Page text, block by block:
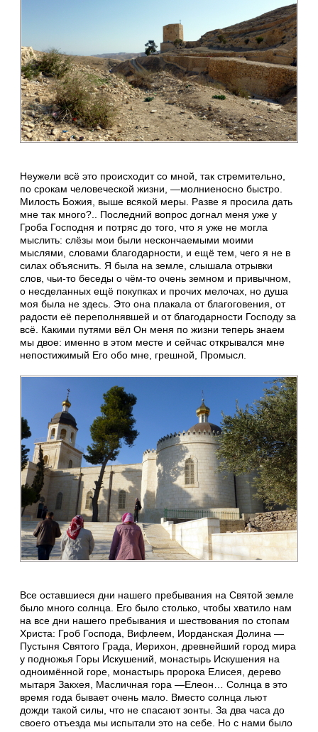
Неужели всё это происходит со мной, так стремительно,
по срокам человеческой жизни, —молниеносно быстро.
Милость Божия, выше всякой меры. Разве я просила дать
мне так много?.. Последний вопрос догнал меня уже у
Гроба Господня и потряс до того, что я уже не могла
мыслить: слёзы мои были нескончаемыми моими
мыслями, словами благодарности, и ещё тем, чего я не в
силах объяснить. Я была на земле, слышала отрывки
слов, чьи-то беседы о чём-то очень земном и привычном,
о несделанных ещё покупках и прочих мелочах, но душа
моя была не здесь. Это она плакала от благоговения, от
радости её переполнявшей и от благодарности Господу за
всё. Какими путями вёл Он меня по жизни теперь знаем
мы двое: именно в этом месте и сейчас открывался мне
непостижимый Его обо мне, грешной, Промысл.
Все оставшиеся дни нашего пребывания на Святой земле
было много солнца. Его было столько, чтобы хватило нам
на все дни нашего пребывания и шествования по стопам
Христа: Гроб Господа, Вифлеем, Иорданская Долина —
Пустыня Святого Града, Иерихон, древнейший город мира
у подножья Горы Искушений, монастырь Искушения на
одноимённой горе, монастырь пророка Елисея, дерево
мытаря Закхея, Масличная гора —Елеон… Солнца в это
время года бывает очень мало. Вместо солнца льют
дожди такой силы, что не спасают зонты. За два часа до
своего отъезда мы испытали это на себе. Но с нами было